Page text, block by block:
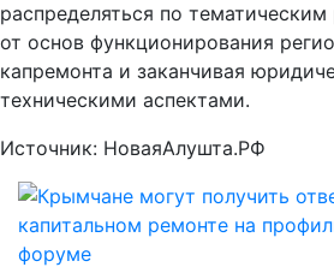
распределяться по
от основ функционирования
капремонта и заканчивая
техническими аспектами.
Источник: НоваяАлушта.РФ